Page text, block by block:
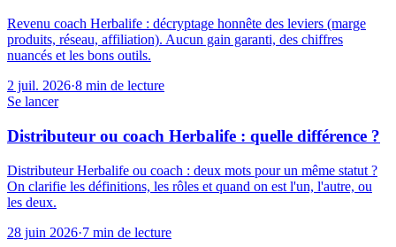
Revenu coach Herbalife : décryptage honnête des leviers (marge
produits, réseau, affiliation). Aucun gain garanti, des chiffres
nuancés et les bons outils.
2 juil. 2026·8 min de lecture
Se lancer
Distributeur ou coach Herbalife : quelle différence ?
Distributeur Herbalife ou coach : deux mots pour un même statut ?
On clarifie les définitions, les rôles et quand on est l'un, l'autre, ou
les deux.
28 juin 2026·7 min de lecture